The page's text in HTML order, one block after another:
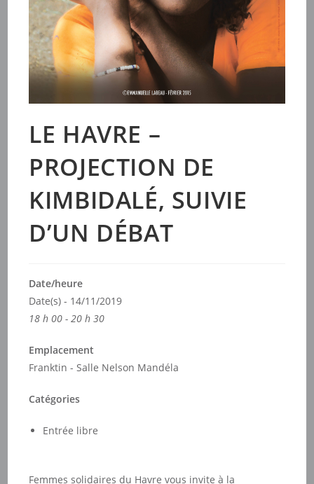
LE HAVRE –
PROJECTION DE
KIMBIDALÉ, SUIVIE
D’UN DÉBAT
Date/heure
Date(s) - 14/11/2019
18 h 00 - 20 h 30
Emplacement
Franktin - Salle Nelson Mandéla
Catégories
Entrée libre
Femmes solidaires du Havre vous invite à la